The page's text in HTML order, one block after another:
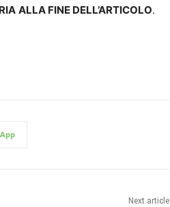
ALLA FINE DELL’ARTICOLO.
Next article